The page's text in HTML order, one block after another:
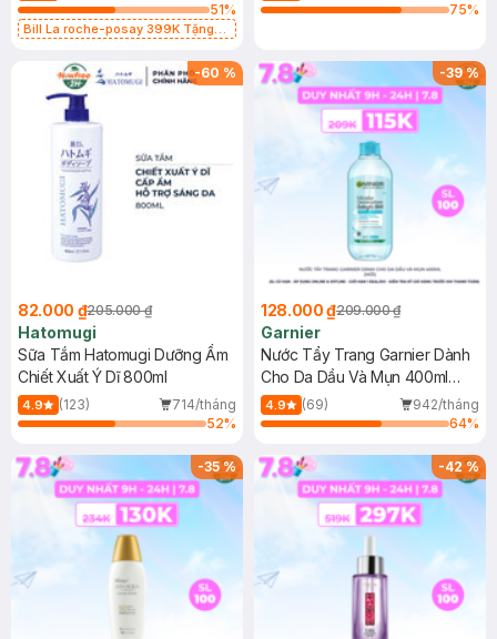
51%
Bill La roche-posay 399K Tặng
(SL có hạn)
75%
-60 %
82.000 ₫205.000 ₫
Hatomugi
Sữa Tắm Hatomugi Dưỡng Ẩm
Chiết Xuất Ý Dĩ 800ml
4.9 (123)
714/tháng
52%
-39%
128.000 ₫209.000 ₫
Garnier
Nước Tẩy Trang Garnier Dành
Cho Da Dầu Và Mụn 400ml
(Mới)
4.9 (69)
942/tháng
64%
-35% -42%